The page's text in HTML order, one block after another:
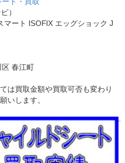
）
ト ISOFIX エッグショック J
春江町
は買取金額や買取可否も変わり
いします。